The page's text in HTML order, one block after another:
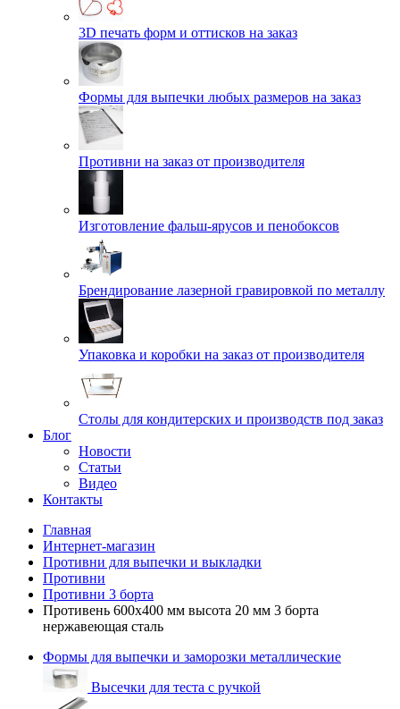
3D печать форм и оттисков на заказ
Формы для выпечки любых размеров на заказ
Противни на заказ от производителя
Изготовление фальш-ярусов и пенобоксов
Брендирование лазерной гравировкой по металлу
Упаковка и коробки на заказ от производителя
Cтолы для кондитерских и производств под заказ
Блог
Новости
Статьи
Видео
Контакты
Главная
Интернет-магазин
Противни для выпечки и выкладки
Противни
Противни 3 борта
Противень 600х400 мм высота 20 мм 3 борта
нержавеющая сталь
Формы для выпечки и заморозки металлические
Высечки для теста с ручкой